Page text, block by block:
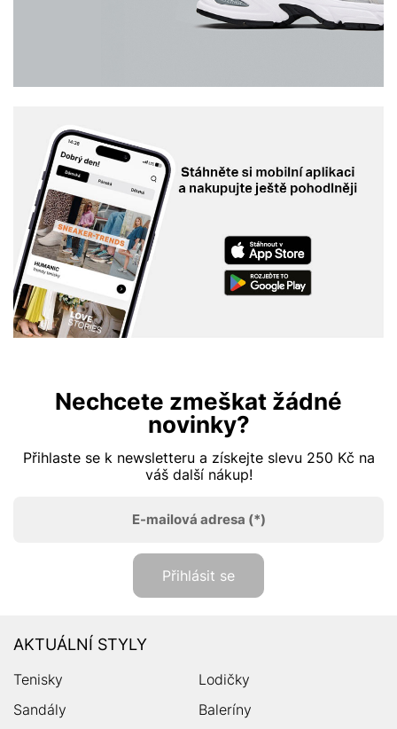
Nechcete zmeškat žádné
novinky?
Přihlaste se k newsletteru a získejte slevu 250 Kč na
váš další nákup!
E-mailová adresa (*)
Přihlásit se
AKTUÁLNÍ STYLY
Tenisky
Lodičky
Sandály
Baleríny